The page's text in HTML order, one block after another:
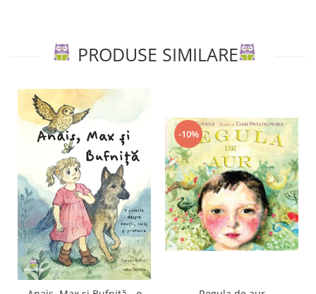
PRODUSE SIMILARE
-10%